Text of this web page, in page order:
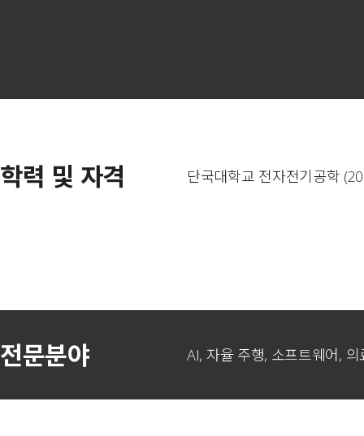
학력 및 자격 단국대학교 전자전기공학
전문분야 AI, 자율 주행, 소프트웨어,